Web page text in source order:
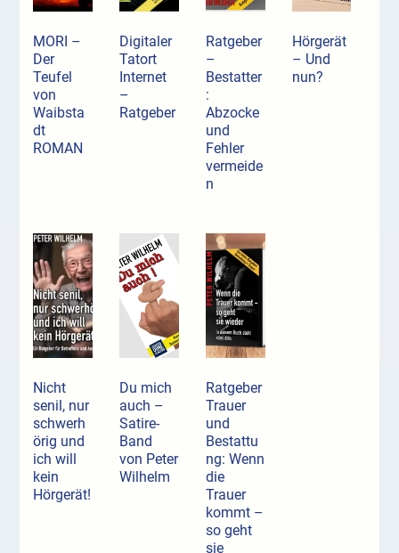
MORI –
Der
Teufel
von
Waibsta
dt
ROMAN
Digitaler
Tatort
Internet
–
Ratgeber
Ratgeber
–
Bestatter
:
Abzocke
und
Fehler
vermeide
n
Hörgerät
– Und
nun?
Nicht
senil, nur
schwerh
örig und
ich will
kein
Hörgerät!
Du mich
auch –
Satire-
Band
von Peter
Wilhelm
Ratgeber
Trauer
und
Bestattu
ng: Wenn
die
Trauer
kommt –
so geht
sie